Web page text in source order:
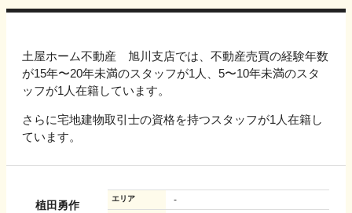
土屋ホーム不動産 旭川支店では、不動産売買の経験年数
が15年〜20年未満のスタッフが1人、5〜10年未満のスタ
ッフが1人在籍しています。
さらに宅地建物取引士の資格を持つスタッフが1人在籍し
ています。
植田勇作
エリア -